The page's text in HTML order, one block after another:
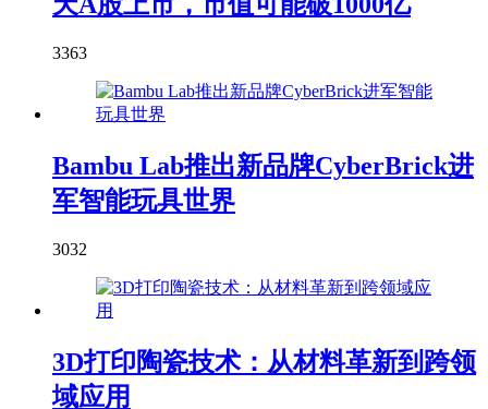
3363
Bambu Lab推出新品牌CyberBrick进
军智能玩具世界
3032
3D打印陶瓷技术：从材料革新到跨领
域应用